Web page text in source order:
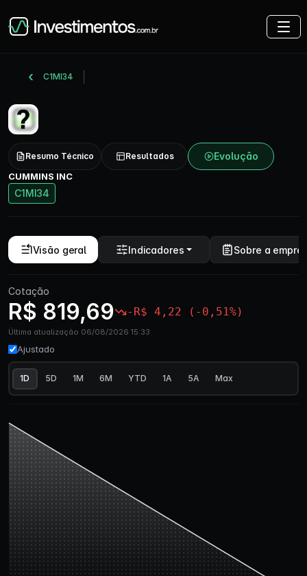
C1MI34
Resumo Técnico Resultados Evolução
CUMMINS INC
C1MI34
Visão geral Indicadores Sobre a
Cotação
R$ 819,69 -R$ 4,22 (-0,51%)
Última atualização 06/08/2026 15:33
Ajustado
1D 5D 1M 6M YTD 1A 5A Max